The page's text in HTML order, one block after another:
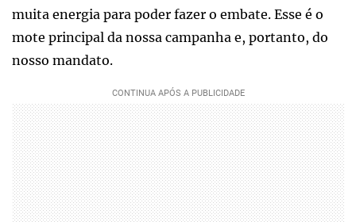
muita energia para poder fazer o embate. Esse é o
mote principal da nossa campanha e, portanto, do
nosso mandato.